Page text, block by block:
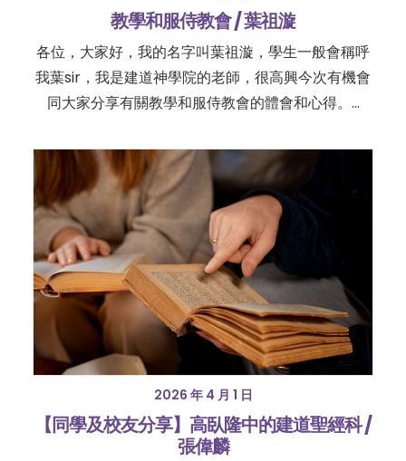
教學和服侍教會 / 葉祖漩
各位，大家好，我的名字叫葉祖漩，學生一般會稱呼
我葉sir，我是建道神學院的老師，很高興今次有機會
同大家分享有關教學和服侍教會的體會和心得。…
2026 年 4 月 1 日
【同學及校友分享】高臥隆中的建道聖經科 /
張偉麟